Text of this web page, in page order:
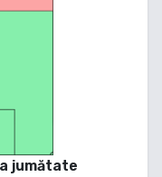
jumătate